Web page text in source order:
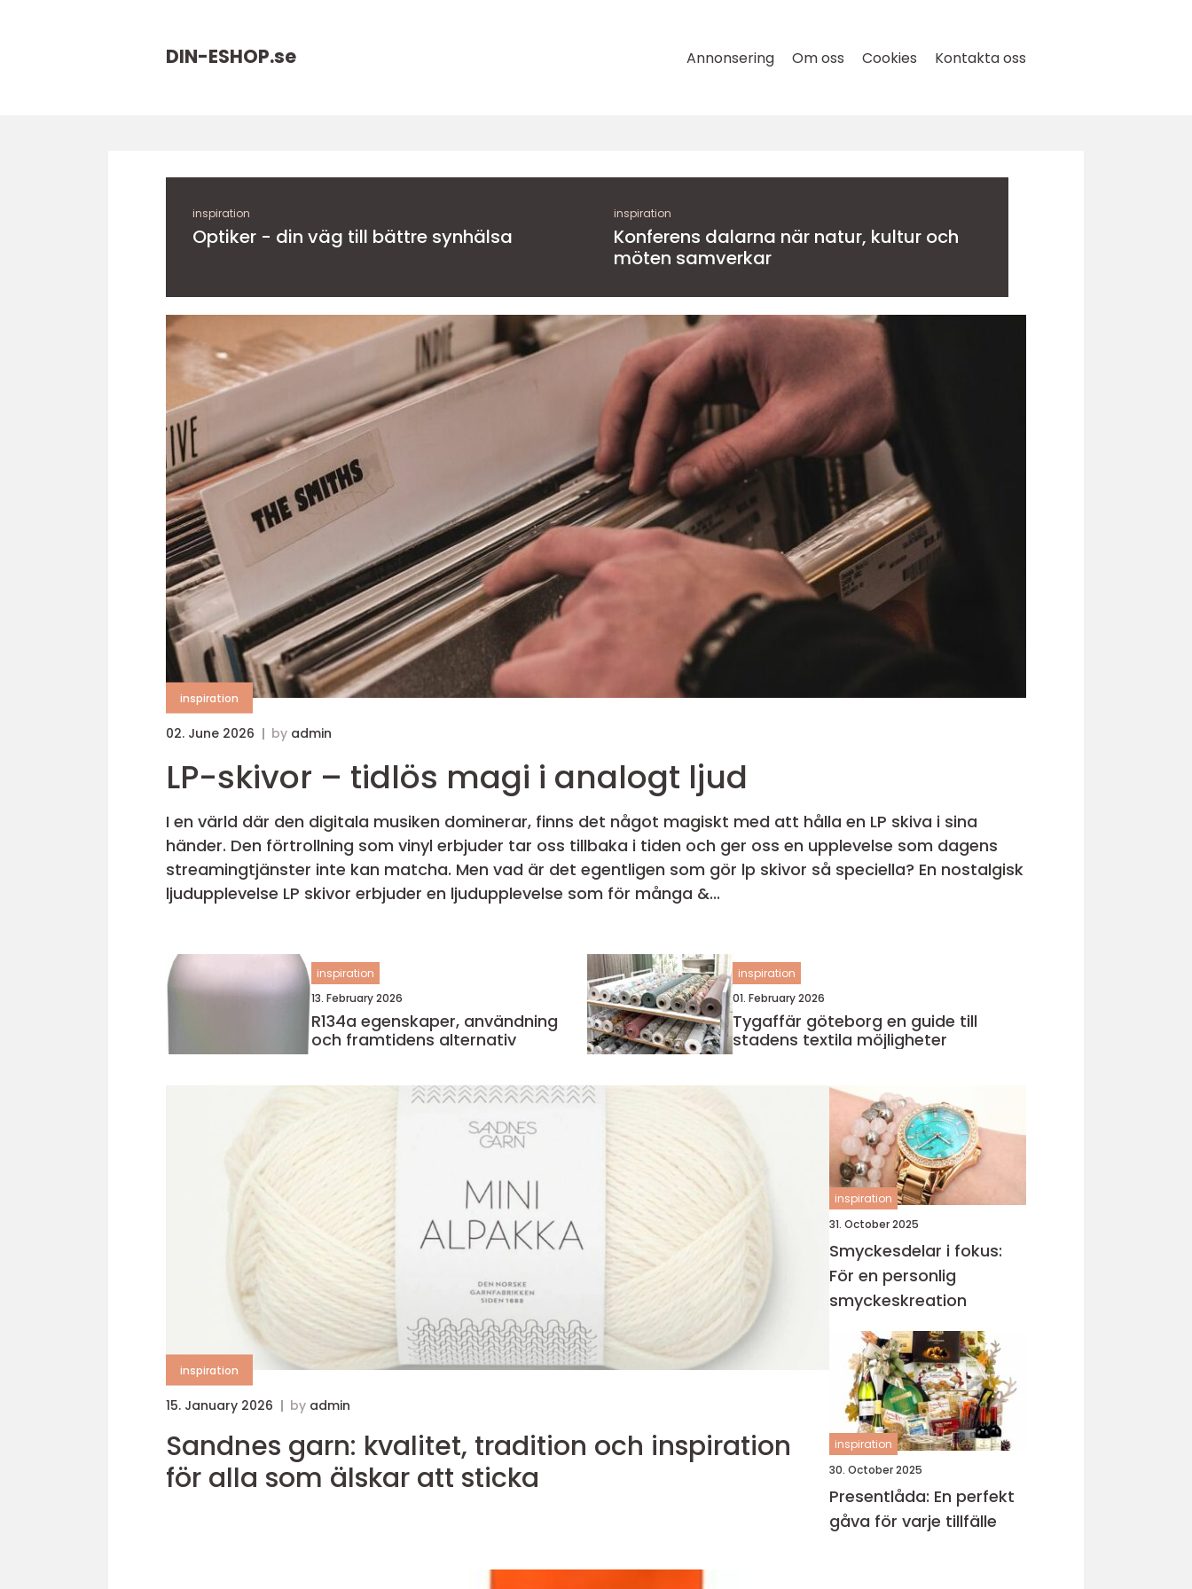
DIN-ESHOP.se Annonsering Om oss Cookies Kontakta oss
inspiration
Optiker - din väg till bättre synhälsa
inspiration
Konferens dalarna när natur, kultur och
möten samverkar
inspiration
02. June 2026 by admin
LP-skivor – tidlös magi i analogt ljud
I en värld där den digitala musiken dominerar, finns det något magiskt med att hålla en LP skiva i sina
händer. Den förtrollning som vinyl erbjuder tar oss tillbaka i tiden och ger oss en upplevelse som dagens
streamingtjänster inte kan matcha. Men vad är det egentligen som gör lp skivor så speciella? En nostalgisk
ljudupplevelse LP skivor erbjuder en ljudupplevelse som för många &...
inspiration
13. February 2026
R134a egenskaper, användning
och framtidens alternativ
inspiration
01. February 2026
Tygaffär göteborg en guide till
stadens textila möjligheter
inspiration
15. January 2026 by admin
Sandnes garn: kvalitet, tradition och inspiration
för alla som älskar att sticka
inspiration
31. October 2025
Smyckesdelar i fokus:
För en personlig
smyckeskreation
inspiration
30. October 2025
Presentlåda: En perfekt
gåva för varje tillfälle